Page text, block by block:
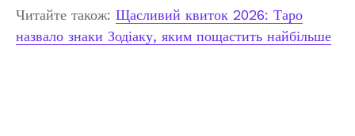
Читайте також: Щасливий квиток 2026: Таро
назвало знаки Зодіаку, яким пощастить найбільше